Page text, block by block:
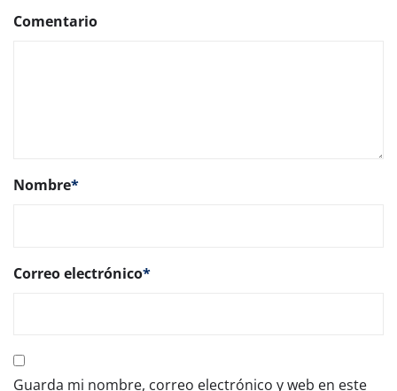
Comentario
Nombre*
Correo electrónico*
Guarda mi nombre, correo electrónico y web en este